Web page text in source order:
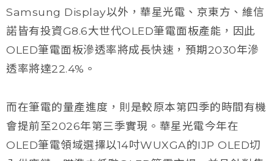
Samsung Display以外，華星光電、京東方、維信
諾皆有投資G8.6大世代OLED筆電面板產能，因此
OLED筆電面板滲透率將成長快速，預期2030年滲
透率將達22.4%。
而在筆電的量產進度，則是較原本第四季的時間有機
會提前至2026年第三季實現。華星光電今年在
OLED筆電領域選擇以14吋WUXGA的IJP OLED切